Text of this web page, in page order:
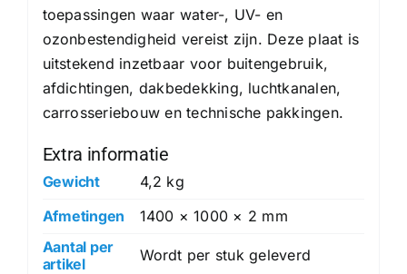
toepassingen waar water-, UV- en
ozonbestendigheid vereist zijn. Deze plaat is
uitstekend inzetbaar voor buitengebruik,
afdichtingen, dakbedekking, luchtkanalen,
carrosseriebouw en technische pakkingen.
Extra informatie
Gewicht
4,2 kg
Afmetingen
1400 × 1000 × 2 mm
Aantal per
artikel
Wordt per stuk geleverd